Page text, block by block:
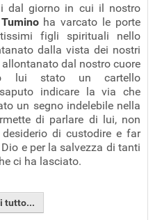
dal giorno in cui il nostro
ha varcato le porte
figli spirituali nello
dalla vista dei nostri
dal nostro cuore
lui stato un cartello
indicare la via che
un segno indelebile nella
di parlare di lui, non
di custodire e far
e per la salvezza di tanti
ci ha lasciato.
tutto...